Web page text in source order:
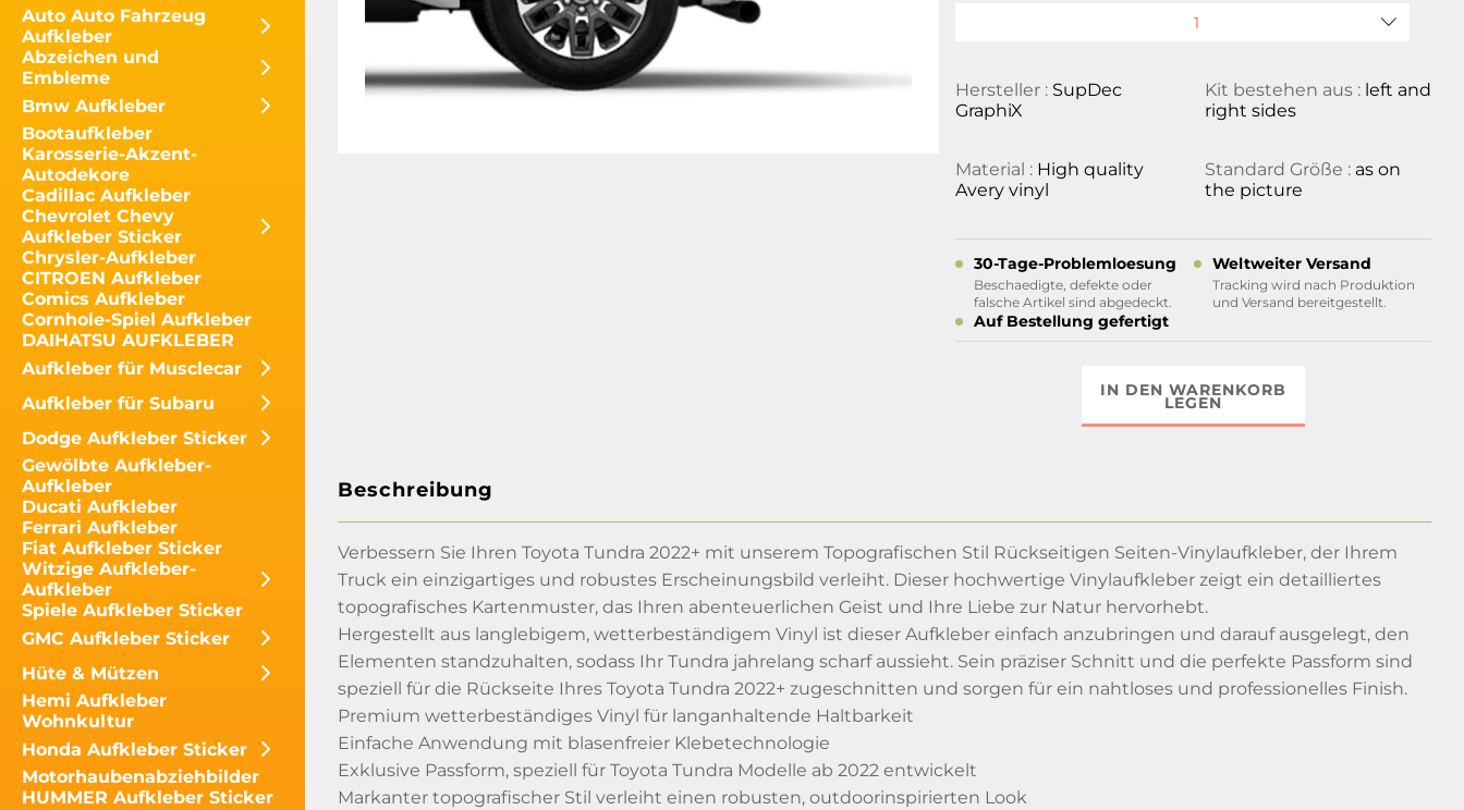
Auto Auto Fahrzeug
Aufkleber
Abzeichen und
Embleme
Bmw Aufkleber
Bootaufkleber
Karosserie-Akzent-
Autodekore
Cadillac Aufkleber
Chevrolet Chevy
Aufkleber Sticker
Chrysler-Aufkleber
CITROEN Aufkleber
Comics Aufkleber
Cornhole-Spiel Aufkleber
DAIHATSU AUFKLEBER
Aufkleber für Musclecar
Aufkleber für Subaru
Dodge Aufkleber Sticker
Gewölbte Aufkleber-
Aufkleber
Ducati Aufkleber
Ferrari Aufkleber
Fiat Aufkleber Sticker
Witzige Aufkleber-
Aufkleber
Spiele Aufkleber Sticker
GMC Aufkleber Sticker
Hüte & Mützen
Hemi Aufkleber
Wohnkultur
Honda Aufkleber Sticker
Motorhaubenabziehbilder
HUMMER Aufkleber Sticker
Hersteller : SupDec
GraphiX
Kit bestehen aus : left and
right sides
Material : High quality
Avery vinyl
Standard Größe : as on
the picture
30-Tage-Problemloesung
Beschaedigte, defekte oder
falsche Artikel sind abgedeckt.
Weltweiter Versand
Tracking wird nach Produktion
und Versand bereitgestellt.
Auf Bestellung gefertigt
IN DEN WARENKORB
LEGEN
Beschreibung
Verbessern Sie Ihren Toyota Tundra 2022+ mit unserem Topografischen Stil Rückseitigen Seiten-Vinylaufkleber, der Ihrem
Truck ein einzigartiges und robustes Erscheinungsbild verleiht. Dieser hochwertige Vinylaufkleber zeigt ein detailliertes
topografisches Kartenmuster, das Ihren abenteuerlichen Geist und Ihre Liebe zur Natur hervorhebt.
Hergestellt aus langlebigem, wetterbeständigem Vinyl ist dieser Aufkleber einfach anzubringen und darauf ausgelegt, den
Elementen standzuhalten, sodass Ihr Tundra jahrelang scharf aussieht. Sein präziser Schnitt und die perfekte Passform sind
speziell für die Rückseite Ihres Toyota Tundra 2022+ zugeschnitten und sorgen für ein nahtloses und professionelles Finish.
Premium wetterbeständiges Vinyl für langanhaltende Haltbarkeit
Einfache Anwendung mit blasenfreier Klebetechnologie
Exklusive Passform, speziell für Toyota Tundra Modelle ab 2022 entwickelt
Markanter topografischer Stil verleiht einen robusten, outdoorinspirierten Look